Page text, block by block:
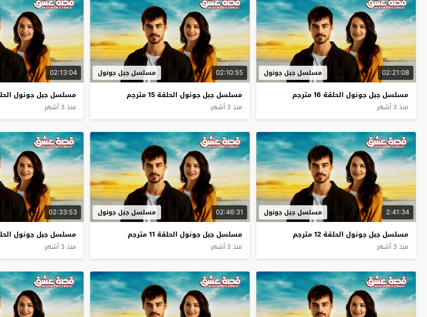
02:21:08 مسلسل جبل جونول
مسلسل جبل جونول الحلقة 16 مترجم
منذ 3 أشهر
02:10:55 مسلسل جبل جونول
مسلسل جبل جونول الحلقة 15 مترجم
منذ 3 أشهر
02:13:04
مسلسل جبل جونول الحلقة 14
منذ 3 أشهر
2:41:34 مسلسل جبل جونول
مسلسل جبل جونول الحلقة 12 مترجم
منذ 3 أشهر
02:46:31 مسلسل جبل جونول
مسلسل جبل جونول الحلقة 11 مترجم
منذ 3 أشهر
02:33:53
مسلسل جبل جونول الحلقة 10
منذ 3 أشهر